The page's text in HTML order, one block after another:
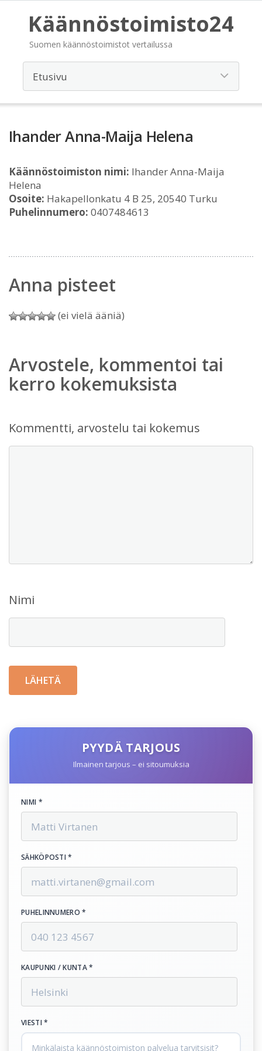
Käännöstoimisto24
Suomen käännöstoimistot vertailussa
Ihander Anna-Maija Helena
Käännöstoimiston nimi: Ihander Anna-Maija
Helena
Osoite: Hakapellonkatu 4 B 25, 20540 Turku
Puhelinnumero: 0407484613
Anna pisteet
(ei vielä ääniä)
Arvostele, kommentoi tai
kerro kokemuksista
Kommentti, arvostelu tai kokemus
Nimi
PYYDÄ TARJOUS
Ilmainen tarjous – ei sitoumuksia
NIMI *
SÄHKÖPOSTI *
PUHELINNUMERO *
KAUPUNKI / KUNTA *
VIESTI *